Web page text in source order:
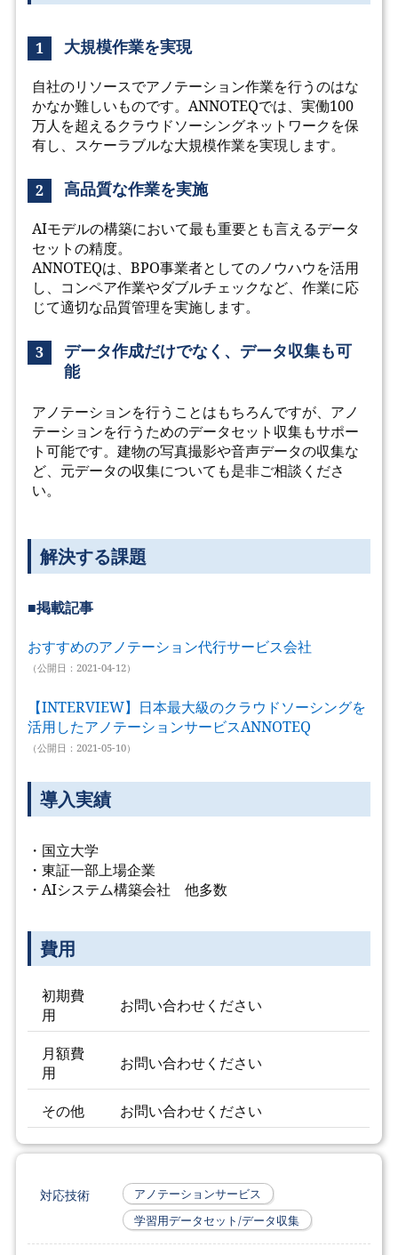
1 大規模作業を実現
自社のリソースでアノテーション作業を行うのはな
かなか難しいものです。ANNOTEQでは、実働100
万人を超えるクラウドソーシングネットワークを保
有し、スケーラブルな大規模作業を実現します。
2 高品質な作業を実施
AIモデルの構築において最も重要とも言えるデータ
セットの精度。
ANNOTEQは、BPO事業者としてのノウハウを活用
し、コンペア作業やダブルチェックなど、作業に応
じて適切な品質管理を実施します。
3
データ作成だけでなく、データ収集も可
能
アノテーションを行うことはもちろんですが、アノ
テーションを行うためのデータセット収集もサポー
ト可能です。建物の写真撮影や音声データの収集な
ど、元データの収集についても是非ご相談くださ
い。
解決する課題
■掲載記事
おすすめのアノテーション代行サービス会社
（公開日：2021-04-12）
【INTERVIEW】日本最大級のクラウドソーシングを
活用したアノテーションサービスANNOTEQ
（公開日：2021-05-10）
導入実績
・国立大学
・東証一部上場企業
・AIシステム構築会社 他多数
費用
初期費
用
お問い合わせください
月額費
用
お問い合わせください
その他 お問い合わせください
対応技術
アノテーションサービス
学習用データセット/データ収集